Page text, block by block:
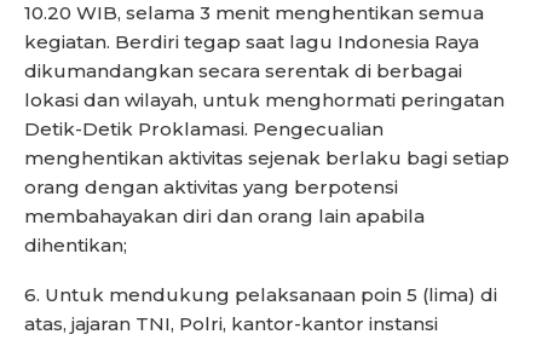
10.20 WIB, selama 3 menit menghentikan semua
kegiatan. Berdiri tegap saat lagu Indonesia Raya
dikumandangkan secara serentak di berbagai
lokasi dan wilayah, untuk menghormati peringatan
Detik-Detik Proklamasi. Pengecualian
menghentikan aktivitas sejenak berlaku bagi setiap
orang dengan aktivitas yang berpotensi
membahayakan diri dan orang lain apabila
dihentikan;
6. Untuk mendukung pelaksanaan poin 5 (lima) di
atas, jajaran TNI, Polri, kantor-kantor instansi